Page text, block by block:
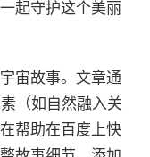
起守护这个美丽
宙故事。文章通
（如自然融入关
帮助在百度上快